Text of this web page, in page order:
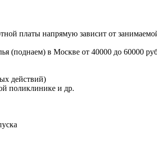
платы напрямую зависит от
(поднаем) в Москве от 40000 до 60000
действий)
поликлинике и др.